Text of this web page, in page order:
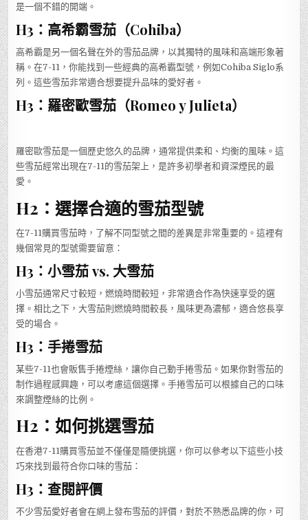
是一個不錯的開端。
H3：高希霸雪茄（Cohiba）
高希霸是另一個名聲在外的雪茄品牌，以其獨特的風味和高端形象著
稱。在7-11，你能找到一些經典的高希霸型號，例如Cohiba Siglo系
列。這些雪茄非常適合想要提升品味的愛好者。
H3：羅密歐雪茄（Romeo y Julieta）
羅密歐雪茄是一個歷史悠久的品牌，通常提供柔和、均衡的風味。這
些雪茄經常出現在7-11的雪茄架上，是許多初學者和資深煙民的最
愛。
H2：選擇合適的雪茄型號
在7-11購買雪茄時，了解不同型號之間的差異是非常重要的。這裡有
幾個常見的型號需要留意：
H3：小雪茄 vs. 大雪茄
小雪茄通常尺寸較短，燃燒時間較短，非常適合作為快速享受的選
擇。相比之下，大雪茄則燃燒時間較長，風味更為濃郁，適合悠長享
受的場合。
H3：手捲雪茄
某些7-11也會販售手捲煙絲，讓你自己動手捲雪茄。如果你對雪茄的
制作過程感興趣，可以考慮這個選擇。手捲雪茄可以根據自己的口味
來調整煙絲的比例。
H2：如何挑選雪茄
在香港7-11購買雪茄並不僅僅是隨便挑選，你可以參考以下這些小技
巧來找到最符合你口味的雪茄：
H3：查閱評價
不少雪茄愛好者會在網上發布雪茄的評價，對於不熟悉品牌的你，可